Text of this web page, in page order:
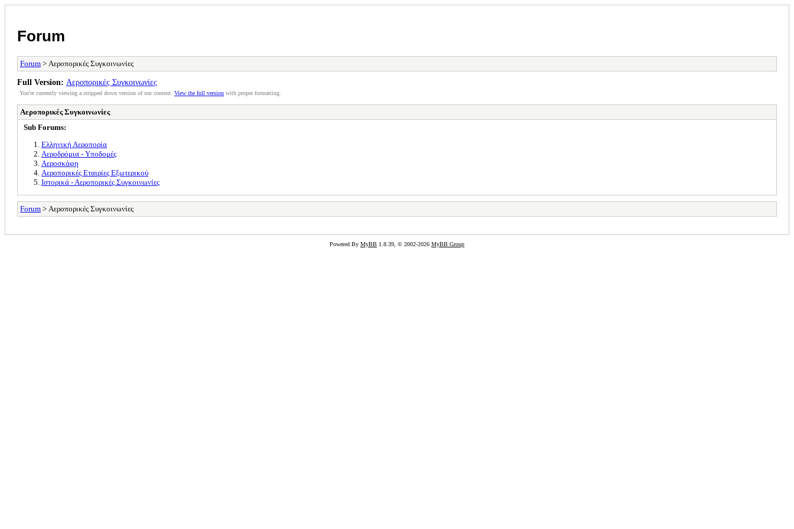
Forum
Forum > Αεροπορικές Συγκοινωνίες
Full Version: Αεροπορικές Συγκοινωνίες
You're currently viewing a stripped down version of our content. View the full version with proper formatting.
Αεροπορικές Συγκοινωνίες
Sub Forums:
Ελληνική Αεροπορία
Αεροδρόμια - Υποδομές
Αεροσκάφη
Αεροπορικές Εταιρίες Εξωτερικού
Ιστορικά - Αεροπορικές Συγκοινωνίες
Forum > Αεροπορικές Συγκοινωνίες
Powered By MyBB 1.8.39, © 2002-2026 MyBB Group